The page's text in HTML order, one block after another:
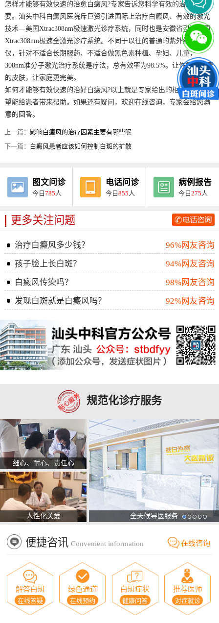
怎样才能够有效快速的治愈白癜风?专家告诉您科学有效的治疗很重
要。汕头中科白癜风医院斥巨资引进国际上治疗白癜风、有效的激光
技术—美国Xtrac308nm极速激光诊疗系统，同时也是安徽省引进美国
Xtrac308nm极速全激光诊疗系统。不同于以往的普通的紫外线治疗
仪，针对不适合长期服药、不适合做黑色素种植、孕妇、儿童，
308nm准分子激光治疗系统是疗法，总有效率为98.5%。让你重获健康
的皮肤，让家庭更完美。
如何才能够有效快速的治好白癜风?以上就是专家给出的相关回答，希
望能给患者带来帮助。如果还有疑问，欢迎在线咨询，专家会给您满
意的回答。
上一篇：影响白癜风的治疗因素主要有哪些呢
下一篇： 白癜风患者应该如何控制白斑的扩散
图文问诊
今日785 人
电话问诊
今日855 人
病例报告
今日275 人
更多关注问题
治疗白癜风多少钱？
96%网友咨询
孩子脸上长白斑？
94%网友咨询
白癜风传染吗？
98%网友咨询
发现白斑就是白癜风吗？
92%网友咨询
规范化诊疗服务
细心、耐心、责任心
人性化关爱 全天候导医服务
便捷咨讯 Convenient information 在线咨询
解答白斑
在线答疑
绿色通道
在线预约
白斑症状
健康问答
推荐医师
对症就诊